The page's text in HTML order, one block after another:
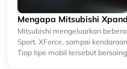
Mengapa Mitsubishi
Mitsubishi mengeluarkan
Sport, XForce, sampai
Tiap tipe mobil tersebut